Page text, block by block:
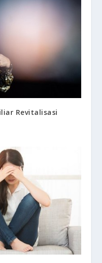
Revitalisasi